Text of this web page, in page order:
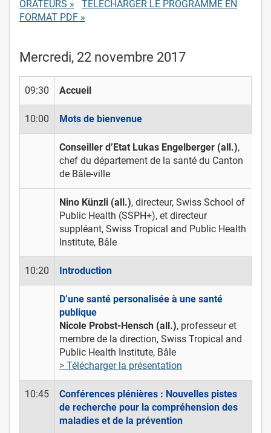
ORATEURS »
TÉLÉCHARGER LE PROGRAMME EN
FORMAT PDF »
Mercredi, 22 novembre 2017
09:30 Accueil
10:00 Mots de bienvenue
Conseiller d’Etat Lukas Engelberger (all.),
chef du département de la santé du Canton
de Bâle-ville
Nino Künzli (all.), directeur, Swiss School of
Public Health (SSPH+), et directeur
suppléant, Swiss Tropical and Public Health
Institute, Bâle
10:20 Introduction
D’une santé personalisée à une santé
publique
Nicole Probst-Hensch (all.), professeur et
membre de la direction, Swiss Tropical and
Public Health Institute, Bâle
> Télécharger la présentation
10:45
Conférences plénières : Nouvelles pistes
de recherche pour la compréhension des
maladies et de la prévention